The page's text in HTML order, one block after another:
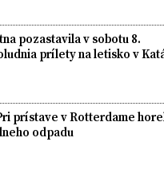
pozastavila v sobotu 8.
prílety na letisko v
prístave v Rotterdame
odpadu